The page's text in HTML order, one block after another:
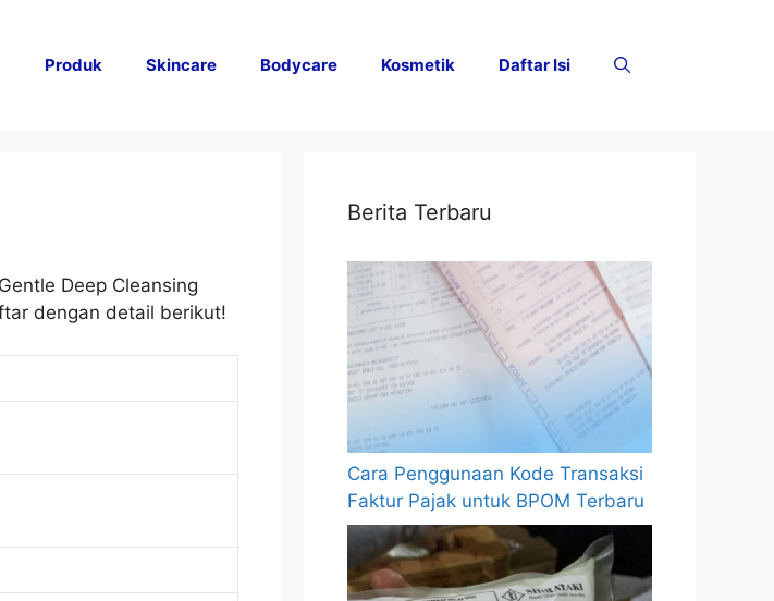
Produk Skincare Bodycare Kosmetik Daftar Isi
Deep Cleansing
dengan detail berikut!
Berita Terbaru
Cara Penggunaan Kode Transaksi
Faktur Pajak untuk BPOM Terbaru